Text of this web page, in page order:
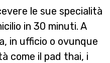
le sue specialità
in 30 minuti. A
in ufficio o ovunque
come il pad thai, i